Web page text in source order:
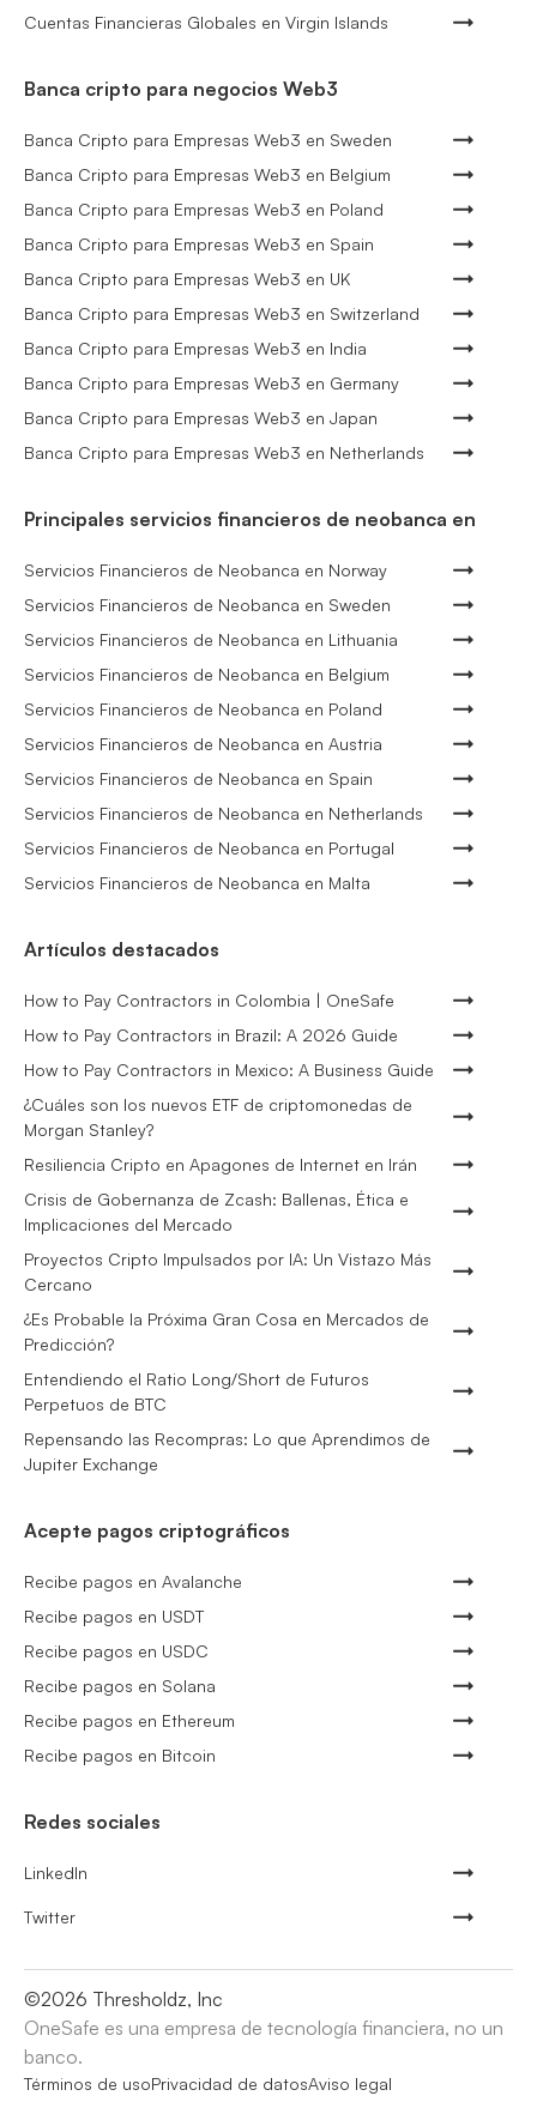
Cuentas Financieras Globales en Virgin Islands
Banca cripto para negocios Web3
Banca Cripto para Empresas Web3 en Sweden
Banca Cripto para Empresas Web3 en Belgium
Banca Cripto para Empresas Web3 en Poland
Banca Cripto para Empresas Web3 en Spain
Banca Cripto para Empresas Web3 en UK
Banca Cripto para Empresas Web3 en Switzerland
Banca Cripto para Empresas Web3 en India
Banca Cripto para Empresas Web3 en Germany
Banca Cripto para Empresas Web3 en Japan
Banca Cripto para Empresas Web3 en Netherlands
Principales servicios financieros de neobanca en
Servicios Financieros de Neobanca en Norway
Servicios Financieros de Neobanca en Sweden
Servicios Financieros de Neobanca en Lithuania
Servicios Financieros de Neobanca en Belgium
Servicios Financieros de Neobanca en Poland
Servicios Financieros de Neobanca en Austria
Servicios Financieros de Neobanca en Spain
Servicios Financieros de Neobanca en Netherlands
Servicios Financieros de Neobanca en Portugal
Servicios Financieros de Neobanca en Malta
Artículos destacados
How to Pay Contractors in Colombia | OneSafe
How to Pay Contractors in Brazil: A 2026 Guide
How to Pay Contractors in Mexico: A Business Guide
¿Cuáles son los nuevos ETF de criptomonedas de
Morgan Stanley?
Resiliencia Cripto en Apagones de Internet en Irán
Crisis de Gobernanza de Zcash: Ballenas, Ética e
Implicaciones del Mercado
Proyectos Cripto Impulsados por IA: Un Vistazo Más
Cercano
¿Es Probable la Próxima Gran Cosa en Mercados de
Predicción?
Entendiendo el Ratio Long/Short de Futuros
Perpetuos de BTC
Repensando las Recompras: Lo que Aprendimos de
Jupiter Exchange
Acepte pagos criptográficos
Recibe pagos en Avalanche
Recibe pagos en USDT
Recibe pagos en USDC
Recibe pagos en Solana
Recibe pagos en Ethereum
Recibe pagos en Bitcoin
Redes sociales
LinkedIn
Twitter
©2026 Thresholdz, Inc
OneSafe es una empresa de tecnología financiera, no un
banco.
Términos de usoPrivacidad de datosAviso legal